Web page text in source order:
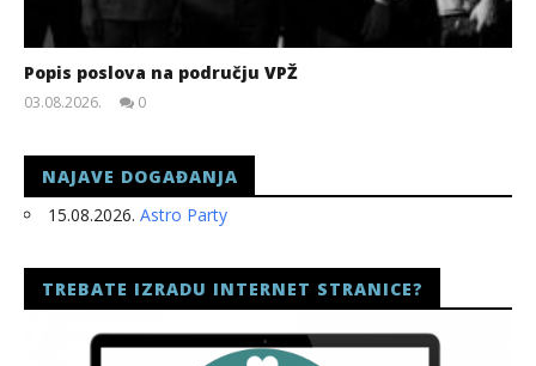
Popis poslova na području VPŽ
03.08.2026.
0
NAJAVE DOGAĐANJA
15.08.2026. Astro Party
TREBATE IZRADU INTERNET STRANICE?